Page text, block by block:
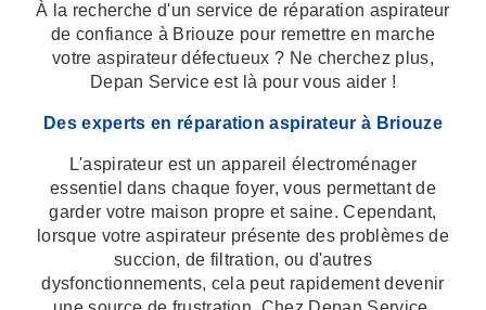
À la recherche d'un service de réparation aspirateur
de confiance à Briouze pour remettre en marche
votre aspirateur défectueux ? Ne cherchez plus,
Depan Service est là pour vous aider !
Des experts en réparation aspirateur à Briouze
L'aspirateur est un appareil électroménager
essentiel dans chaque foyer, vous permettant de
garder votre maison propre et saine. Cependant,
lorsque votre aspirateur présente des problèmes de
succion, de filtration, ou d'autres
dysfonctionnements, cela peut rapidement devenir